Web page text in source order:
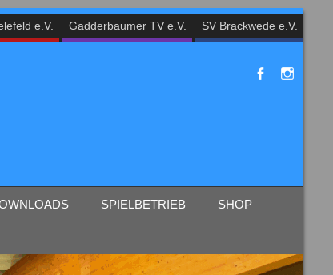
e.V. Gadderbaumer TV e.V. SV Brackwede e.V.
SPIELBETRIEB SHOP